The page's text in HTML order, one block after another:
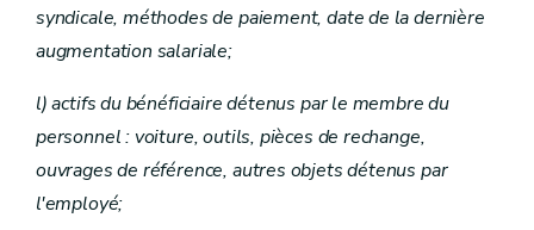
syndicale, méthodes de paiement, date de la dernière
augmentation salariale;
l) actifs du bénéficiaire détenus par le membre du
personnel : voiture, outils, pièces de rechange,
ouvrages de référence, autres objets détenus par
l'employé;